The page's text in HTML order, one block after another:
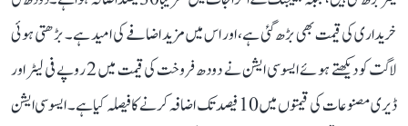
خریداری کی قیمت بھی بڑھ گئی ہے، اور اس میں مزید اضافے کی امید ہے۔ بڑھتی ہوئی
لاگت کو دیکھتے ہوئے ایسوسی ایشن نے دودھ فروخت کی قیمت میں 2 روپے فی لیٹر اور
ڈیری مصنوعات کی قیمتوں میں 10 فیصد تک اضافہ کرنے کا فیصلہ کیا ہے۔ ایسوسی ایشن